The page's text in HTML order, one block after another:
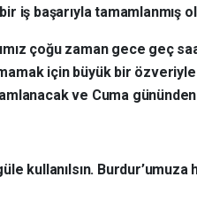
iş başarıyla tamamlanmış
çoğu zaman gece geç
için büyük bir
ve Cuma
kullanılsın. Burdur’umuza